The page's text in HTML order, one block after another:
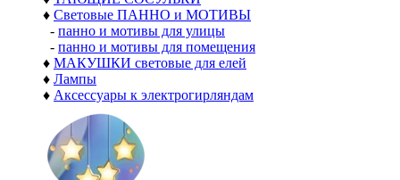
♦ Световые ПАННО и МОТИВЫ
- панно и мотивы для улицы
- панно и мотивы для помещения
♦ МАКУШКИ световые для елей
♦ Лампы
♦ Аксессуары к электрогирляндам